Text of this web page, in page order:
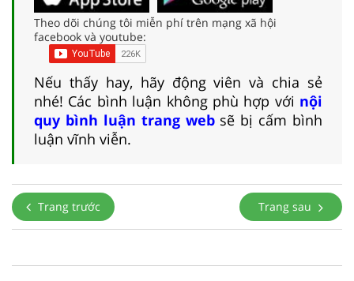
Theo dõi chúng tôi miễn phí trên mạng xã hội
facebook và youtube:
Nếu thấy hay, hãy động viên và chia sẻ
nhé! Các bình luận không phù hợp với nội
quy bình luận trang websẽ bị cấm bình
luận vĩnh viễn.
Trang trước Trang sau